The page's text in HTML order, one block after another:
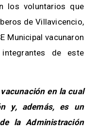
los voluntarios que
de Villavicencio,
Municipal vacunaron
de este
en la cual
y, además, es un
la Administración